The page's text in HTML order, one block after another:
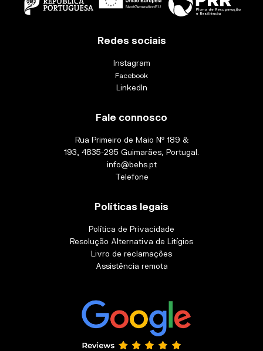
Redes sociais
Instagram
Facebook
LinkedIn
Fale connosco
Rua Primeiro de Maio Nº 189 &
193, 4835-295 Guimarães, Portugal.
info@behs.pt
Telefone
Políticas legais
Política de Privacidade
Resolução Alternativa de Litígios
Livro de reclamações
Assistência remota